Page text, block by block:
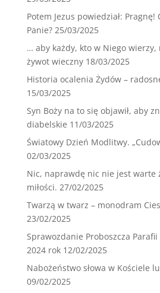
Potem Jezus powiedział: Pragnę!
Panie? 25/03/2025
… aby każdy, kto w Niego wierzy,
żywot wieczny 18/03/2025
Historia ocalenia Żydów –
15/03/2025
Syn Boży na to się objawił, aby
diabelskie 11/03/2025
Światowy Dzień Modlitwy.
02/03/2025
Nic, naprawdę nic nie jest warte
miłości. 27/02/2025
Twarzą w twarz – monodram
23/02/2025
Sprawozdanie Proboszcza
2024 rok 12/02/2025
Nabożeństwo słowa w Kościele
09/02/2025